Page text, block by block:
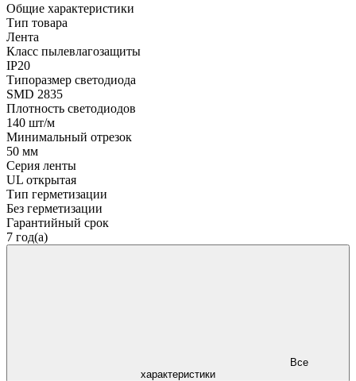
Общие характеристики
Тип товара
Лента
Класс пылевлагозащиты
IP20
Типоразмер светодиода
SMD 2835
Плотность светодиодов
140 шт/м
Минимальный отрезок
50 мм
Серия ленты
UL открытая
Тип герметизации
Без герметизации
Гарантийный срок
7 год(а)
характеристики